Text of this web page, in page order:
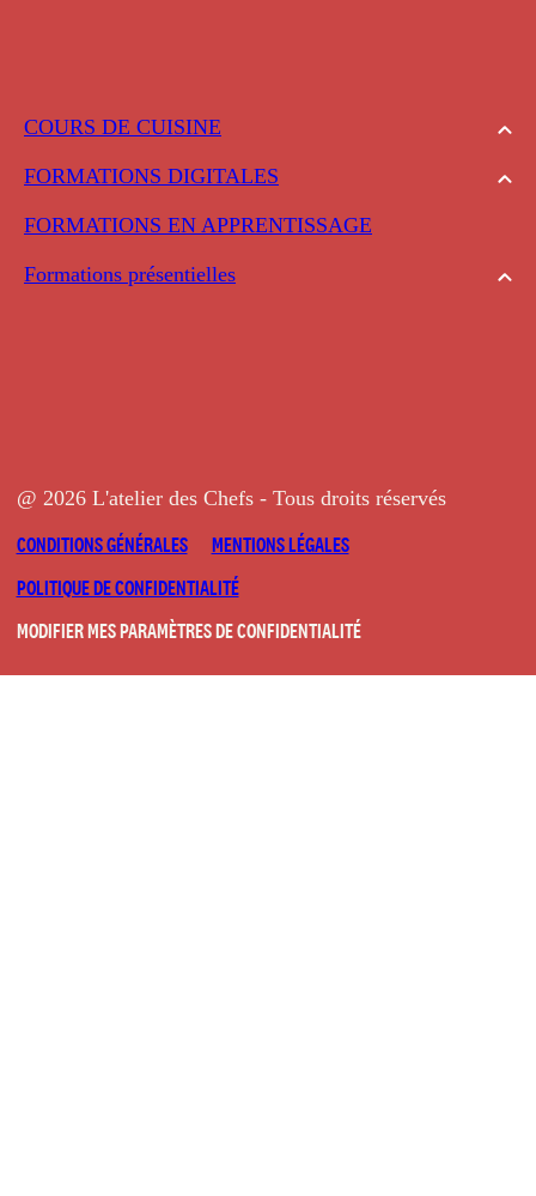
COURS DE CUISINE
FORMATIONS DIGITALES
FORMATIONS EN APPRENTISSAGE
Formations présentielles
@ 2026 L'atelier des Chefs - Tous droits réservés
CONDITIONS GÉNÉRALES
MENTIONS LÉGALES
POLITIQUE DE CONFIDENTIALITÉ
MODIFIER MES PARAMÈTRES DE CONFIDENTIALITÉ